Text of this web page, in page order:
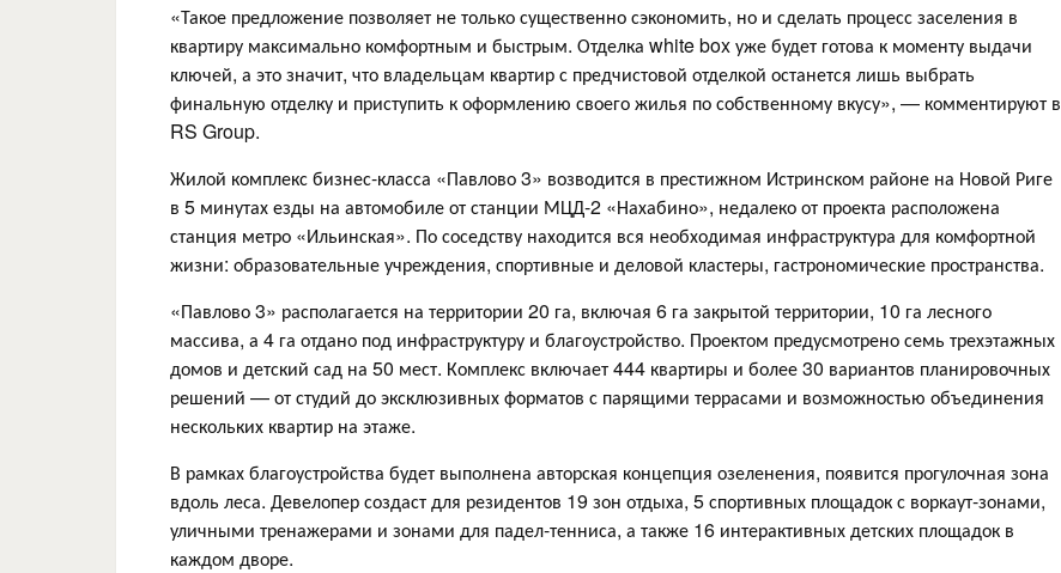
«Такое предложение позволяет не только существенно сэкономить, но и сделать процесс заселения в
квартиру максимально комфортным и быстрым. Отделка white box уже будет готова к моменту выдачи
ключей, а это значит, что владельцам квартир с предчистовой отделкой останется лишь выбрать
финальную отделку и приступить к оформлению своего жилья по собственному вкусу», — комментируют в
RS Group.
Жилой комплекс бизнес-класса «Павлово 3» возводится в престижном Истринском районе на Новой Риге
в 5 минутах езды на автомобиле от станции МЦД-2 «Нахабино», недалеко от проекта расположена
станция метро «Ильинская». По соседству находится вся необходимая инфраструктура для комфортной
жизни: образовательные учреждения, спортивные и деловой кластеры, гастрономические пространства.
«Павлово 3» располагается на территории 20 га, включая 6 га закрытой территории, 10 га лесного
массива, а 4 га отдано под инфраструктуру и благоустройство. Проектом предусмотрено семь трехэтажных
домов и детский сад на 50 мест. Комплекс включает 444 квартиры и более 30 вариантов планировочных
решений — от студий до эксклюзивных форматов с парящими террасами и возможностью объединения
нескольких квартир на этаже.
В рамках благоустройства будет выполнена авторская концепция озеленения, появится прогулочная зона
вдоль леса. Девелопер создаст для резидентов 19 зон отдыха, 5 спортивных площадок с воркаут-зонами,
уличными тренажерами и зонами для падел-тенниса, а также 16 интерактивных детских площадок в
каждом дворе.